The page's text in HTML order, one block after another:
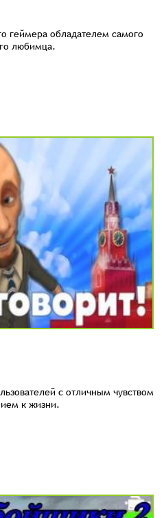
геймера обладателем самого
любимца.
с отличным чувством
к жизни.